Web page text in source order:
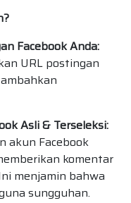
Facebook Anda:
URL postingan
Asli & Terseleksi:
akun Facebook
komentar
menjamin bahwa
sungguhan.